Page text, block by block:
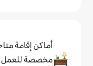
للإيجار تتوفّر بها مساحات